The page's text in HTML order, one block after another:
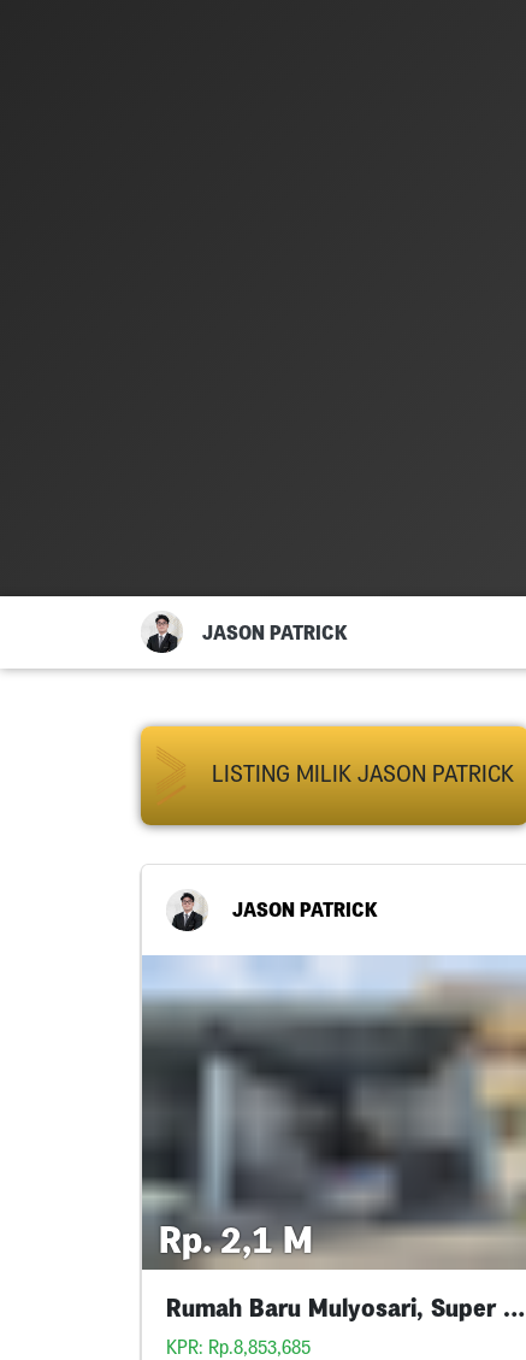
JASON PATRICK
LISTING MILIK JASON PATRICK
JASON PATRICK
Rp. 2,1 M
Rumah Baru Mulyosari, Super Ciamik
KPR: Rp.8,853,685